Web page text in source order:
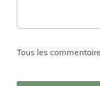
Tous les